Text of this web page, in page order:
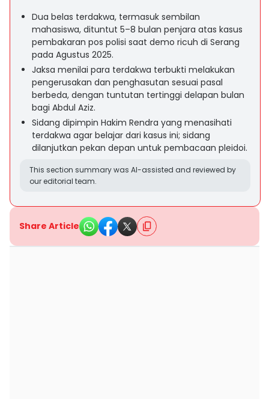
Dua belas terdakwa, termasuk sembilan
mahasiswa, dituntut 5–8 bulan penjara atas kasus
pembakaran pos polisi saat demo ricuh di Serang
pada Agustus 2025.
Jaksa menilai para terdakwa terbukti melakukan
pengerusakan dan penghasutan sesuai pasal
berbeda, dengan tuntutan tertinggi delapan bulan
bagi Abdul Aziz.
Sidang dipimpin Hakim Rendra yang menasihati
terdakwa agar belajar dari kasus ini; sidang
dilanjutkan pekan depan untuk pembacaan pleidoi.
This section summary was AI-assisted and reviewed by
our editorial team.
Share Article